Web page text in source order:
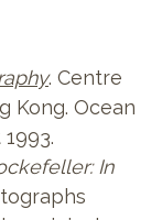
. Centre
Kong. Ocean
In